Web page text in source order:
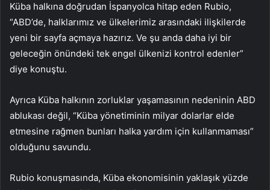
Küba halkına doğrudan İspanyolca hitap eden Rubio,
“ABD’de, halklarımız ve ülkelerimiz arasındaki ilişkilerde
yeni bir sayfa açmaya hazırız. Ve şu anda daha iyi bir
geleceğin önündeki tek engel ülkenizi kontrol edenler”
diye konuştu.
Ayrıca Küba halkının zorluklar yaşamasının nedeninin ABD
ablukası değil, “Küba yönetiminin milyar dolarlar elde
etmesine rağmen bunları halka yardım için kullanmaması”
olduğunu savundu.
Rubio konuşmasında, Küba ekonomisinin yaklaşık yüzde